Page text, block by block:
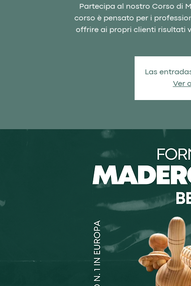
Partecipa al nostro Corso di
corso è pensato per i
offrire ai propri clienti risultati
Las
Ver